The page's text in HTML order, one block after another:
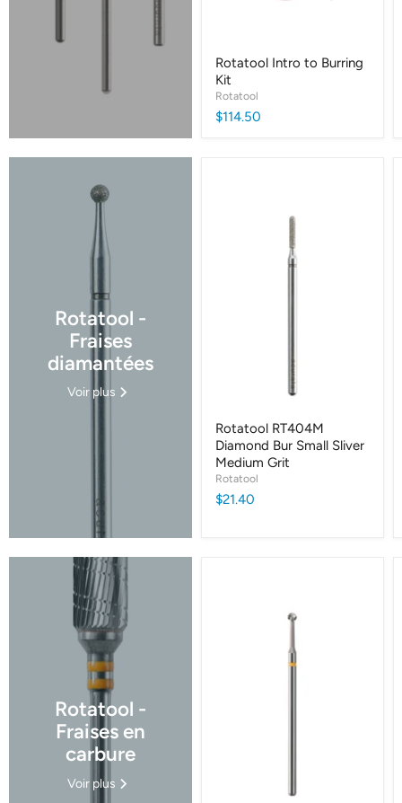
Rotatool Intro to Burring
Kit
Rotatool
$114.50
Rotatool -
Fraises
diamantées
Voir plus
Rotatool RT404M
Diamond Bur Small Sliver
Medium Grit
Rotatool
$21.40
Rotatool -
Fraises en
carbure
Voir plus